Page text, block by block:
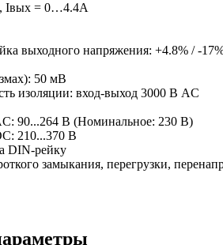
Iвых = 0…4.4А
выходного напряжения: +4.8% / -
50 мВ
изоляции: вход-выход 3000 В AC
90...264 В (Номинальное: 230 В)
210...370 В
DIN-рейку
замыкания, перегрузки,